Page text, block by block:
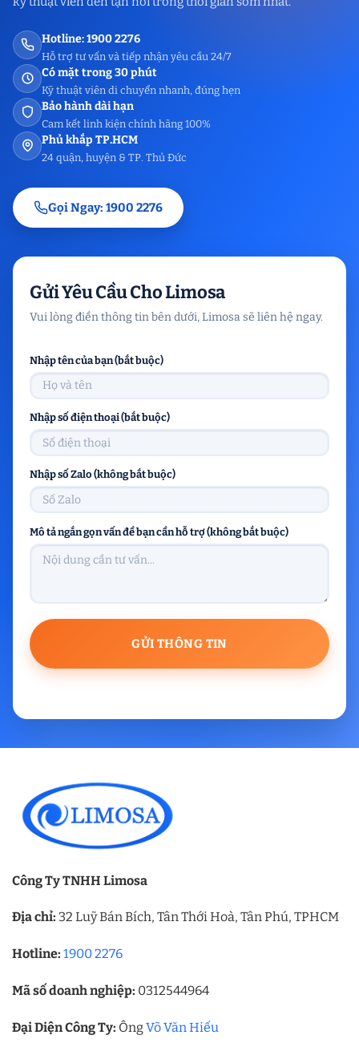
Hotline: 1900 2276
Hỗ trợ tư vấn và tiếp nhận yêu cầu 24/7
Có mặt trong 30 phút
Kỹ thuật viên di chuyển nhanh, đúng hẹn
Bảo hành dài hạn
Cam kết linh kiện chính hãng 100%
Phủ khắp TP.HCM
24 quận, huyện & TP. Thủ Đức
Gọi Ngay: 1900 2276
Gửi Yêu Cầu Cho Limosa
Vui lòng điền thông tin bên dưới, Limosa sẽ liên hệ ngay.
Nhập tên của bạn (bắt buộc)
Nhập số điện thoại (bắt buộc)
Nhập số Zalo (không bắt buộc)
Mô tả ngắn gọn vấn đề bạn cần hỗ trợ (không bắt buộc)
Công Ty TNHH Limosa
Địa chỉ: 32 Luỹ Bán Bích, Tân Thới Hoà, Tân Phú, TPHCM
Hotline: 1900 2276
Mã số doanh nghiệp: 0312544964
Đại Diện Công Ty: ÔngVõ Văn Hiếu